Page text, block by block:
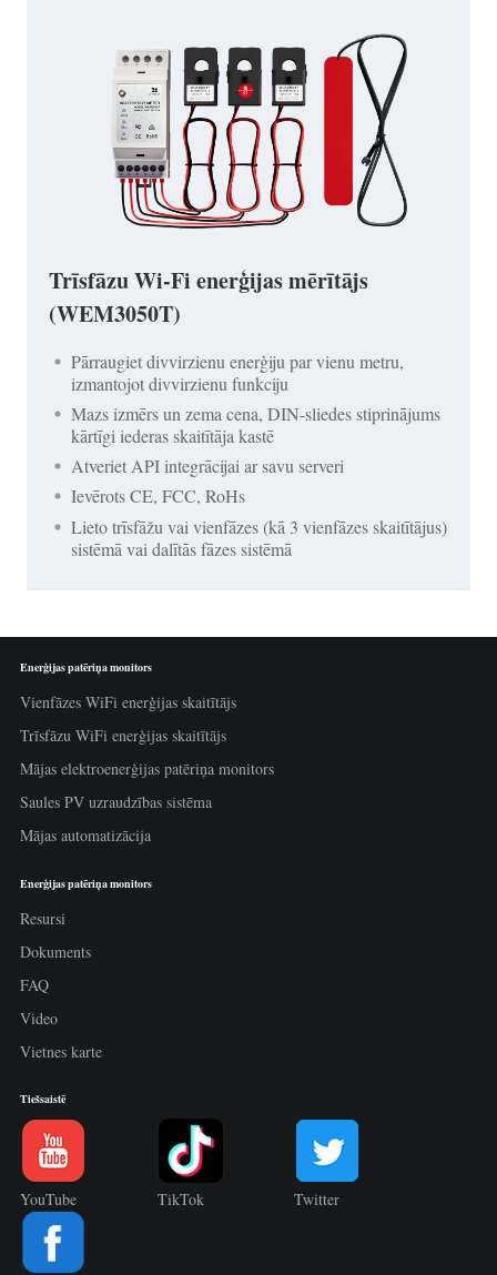
Trīsfāzu Wi-Fi enerģijas mērītājs
(WEM3050T)
Pārraugiet divvirzienu enerģiju par vienu metru,
izmantojot divvirzienu funkciju
Mazs izmērs un zema cena, DIN-sliedes stiprinājums
kārtīgi iederas skaitītāja kastē
Atveriet API integrācijai ar savu serveri
Ievērots CE, FCC, RoHs
Lieto trīsfāžu vai vienfāzes (kā 3 vienfāzes skaitītājus)
sistēmā vai dalītās fāzes sistēmā
Enerģijas patēriņa monitors
Vienfāzes WiFi enerģijas skaitītājs
Trīsfāzu WiFi enerģijas skaitītājs
Mājas elektroenerģijas patēriņa monitors
Saules PV uzraudzības sistēma
Mājas automatizācija
Enerģijas patēriņa monitors
Resursi
Dokuments
FAQ
Video
Vietnes karte
Tiešsaistē
YouTube TikTok Twitter